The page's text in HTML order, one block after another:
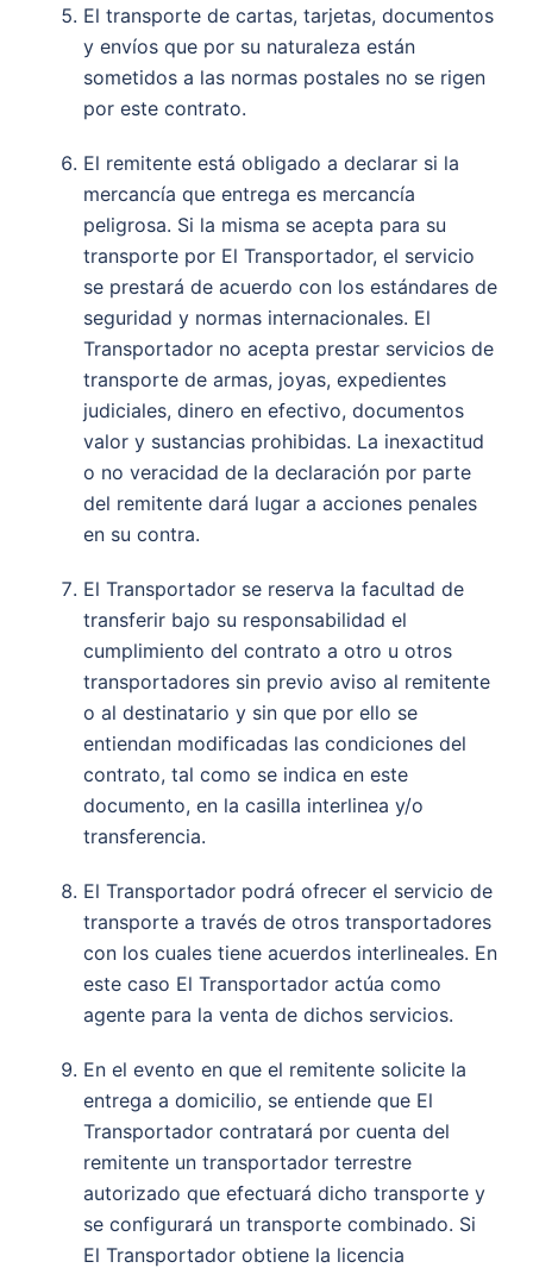
El transporte de cartas, tarjetas, documentos
y envíos que por su naturaleza están
sometidos a las normas postales no se rigen
por este contrato.
El remitente está obligado a declarar si la
mercancía que entrega es mercancía
peligrosa. Si la misma se acepta para su
transporte por El Transportador, el servicio
se prestará de acuerdo con los estándares de
seguridad y normas internacionales. El
Transportador no acepta prestar servicios de
transporte de armas, joyas, expedientes
judiciales, dinero en efectivo, documentos
valor y sustancias prohibidas. La inexactitud
o no veracidad de la declaración por parte
del remitente dará lugar a acciones penales
en su contra.
El Transportador se reserva la facultad de
transferir bajo su responsabilidad el
cumplimiento del contrato a otro u otros
transportadores sin previo aviso al remitente
o al destinatario y sin que por ello se
entiendan modificadas las condiciones del
contrato, tal como se indica en este
documento, en la casilla interlinea y/o
transferencia.
El Transportador podrá ofrecer el servicio de
transporte a través de otros transportadores
con los cuales tiene acuerdos interlineales. En
este caso El Transportador actúa como
agente para la venta de dichos servicios.
En el evento en que el remitente solicite la
entrega a domicilio, se entiende que El
Transportador contratará por cuenta del
remitente un transportador terrestre
autorizado que efectuará dicho transporte y
se configurará un transporte combinado. Si
El Transportador obtiene la licencia